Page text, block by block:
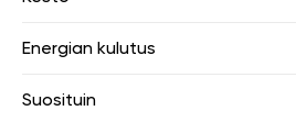
Energian kulutus
Suosituin